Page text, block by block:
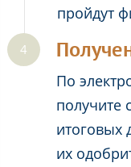
пройдут
По
получите
итоговых
их